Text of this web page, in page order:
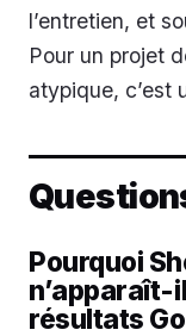
l’entretien, et
Pour un projet
atypique, c’est
Pourquoi
n’apparaît-
résultats